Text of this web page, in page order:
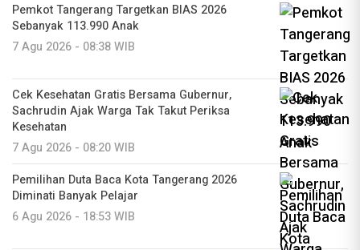
Pemkot Tangerang Targetkan BIAS 2026
Sebanyak 113.990 Anak
7 Agu 2026 - 08:38 WIB
Cek Kesehatan Gratis Bersama Gubernur,
Sachrudin Ajak Warga Tak Takut Periksa
Kesehatan
7 Agu 2026 - 08:20 WIB
Pemilihan Duta Baca Kota Tangerang 2026
Diminati Banyak Pelajar
6 Agu 2026 - 18:53 WIB